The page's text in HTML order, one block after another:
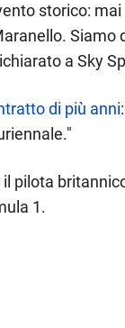
storico:
Siamo
a Sky
di più anni
pilota
1.